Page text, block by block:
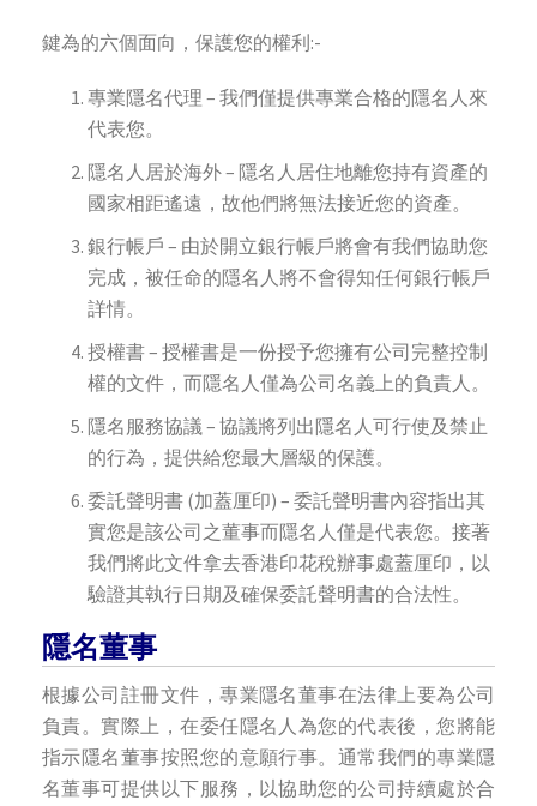
鍵為的六個面向，保護您的權利:-
專業隱名代理 – 我們僅提供專業合格的隱名人來
代表您。
隱名人居於海外 – 隱名人居住地離您持有資產的
國家相距遙遠，故他們將無法接近您的資產。
銀行帳戶 – 由於開立銀行帳戶將會有我們協助您
完成，被任命的隱名人將不會得知任何銀行帳戶
詳情。
授權書 – 授權書是一份授予您擁有公司完整控制
權的文件，而隱名人僅為公司名義上的負責人。
隱名服務協議 – 協議將列出隱名人可行使及禁止
的行為，提供給您最大層級的保護。
委託聲明書 (加蓋厘印) – 委託聲明書內容指出其
實您是該公司之董事而隱名人僅是代表您。接著
我們將此文件拿去香港印花稅辦事處蓋厘印，以
驗證其執行日期及確保委託聲明書的合法性。
隱名董事
根據公司註冊文件，專業隱名董事在法律上要為公司
負責。實際上，在委任隱名人為您的代表後，您將能
指示隱名董事按照您的意願行事。通常我們的專業隱
名董事可提供以下服務，以協助您的公司持續處於合